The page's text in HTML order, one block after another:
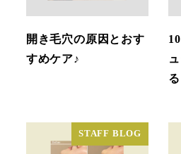
開き毛穴の原因とおす
すめケア♪
STAFF BLOG